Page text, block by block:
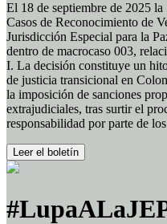
El 18 de septiembre de 2025
Casos de Reconocimiento de
Jurisdicción Especial para la
dentro de macrocaso 003,
I. La decisión constituye un
de justicia transicional en
la imposición de sanciones
extrajudiciales, tras surtir el
responsabilidad por parte de
Leer el boletín